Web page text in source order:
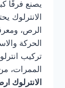
يصنع فرقًا
الانترلوك
الرص،
الحركة
تركيب
الممرات،
الانترلوك